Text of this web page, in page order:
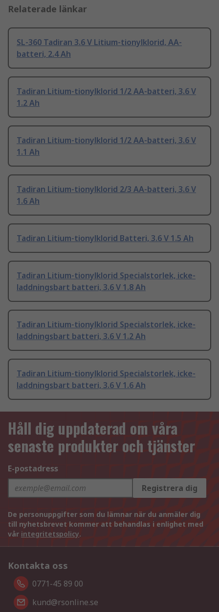
Relaterade länkar
SL-360 Tadiran 3.6 V Litium-tionylklorid, AA-
batteri, 2.4 Ah
Tadiran Litium-tionylklorid 1/2 AA-batteri, 3.6 V
1.2 Ah
Tadiran Litium-tionylklorid 1/2 AA-batteri, 3.6 V
1.1 Ah
Tadiran Litium-tionylklorid 2/3 AA-batteri, 3.6 V
1.6 Ah
Tadiran Litium-tionylklorid Batteri, 3.6 V 1.5 Ah
Tadiran Litium-tionylklorid Specialstorlek, icke-
laddningsbart batteri, 3.6 V 1.8 Ah
Tadiran Litium-tionylklorid Specialstorlek, icke-
laddningsbart batteri, 3.6 V 1.2 Ah
Tadiran Litium-tionylklorid Specialstorlek, icke-
laddningsbart batteri, 3.6 V 1.6 Ah
Håll dig uppdaterad om våra
senaste produkter och tjänster
E-postadress
Registrera dig
De personuppgifter som du lämnar när du anmäler dig
till nyhetsbrevet kommer att behandlas i enlighet med
vår integritetspolicy.
Kontakta oss
0771-45 89 00
kund@rsonline.se